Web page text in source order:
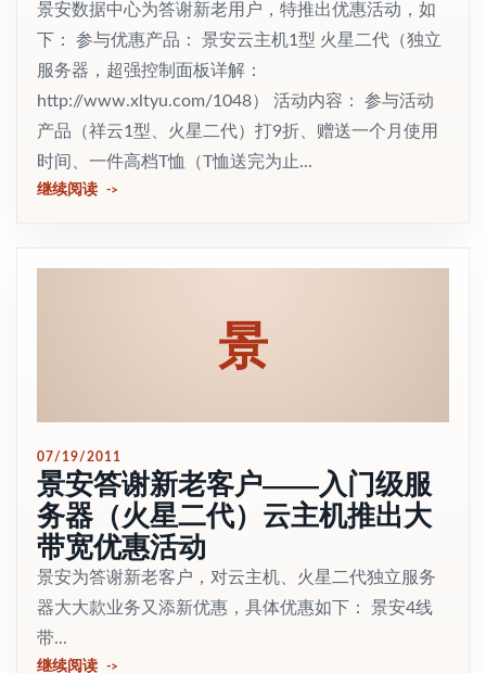
景安数据中心为答谢新老用户，特推出优惠活动，如
下： 参与优惠产品： 景安云主机1型 火星二代（独立
服务器，超强控制面板详解：
http://www.xltyu.com/1048） 活动内容： 参与活动
产品（祥云1型、火星二代）打9折、赠送一个月使用
时间、一件高档T恤（T恤送完为止...
继续阅读
景
07/19/2011
景安答谢新老客户——入门级服
务器（火星二代）云主机推出大
带宽优惠活动
景安为答谢新老客户，对云主机、火星二代独立服务
器大大款业务又添新优惠，具体优惠如下： 景安4线
带...
继续阅读